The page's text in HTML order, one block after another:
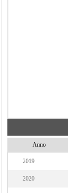
Anno
2019
2020